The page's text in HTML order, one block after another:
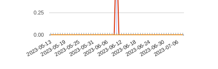
2023-05-132023-05-192023-05-252023-05-312023-06-062023-06-122023-06-182023-06-242023-06-302023-07-06
0.00
0.25